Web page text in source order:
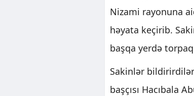
Nizami rayonuna
həyata keçirib.
başqa yerdə
Sakinlər
başçısı Hacıbala